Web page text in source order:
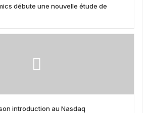
débute une nouvelle étude de
introduction au Nasdaq